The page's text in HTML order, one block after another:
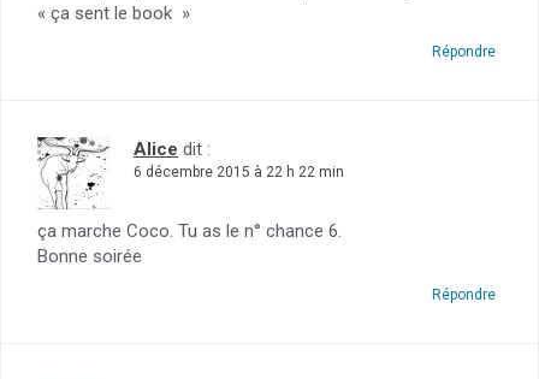
« ça sent le book »
Répondre
Alice dit :
6 décembre 2015 à 22 h 22 min
ça marche Coco. Tu as le n° chance 6.
Bonne soirée
Répondre